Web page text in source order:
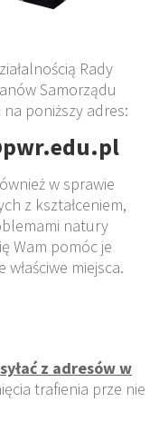
Rady
Samorządu
poniższy adres:
w sprawie
z kształceniem,
natury
Wam pomóc je
miejsca.
z adresów w
trafienia prze nie